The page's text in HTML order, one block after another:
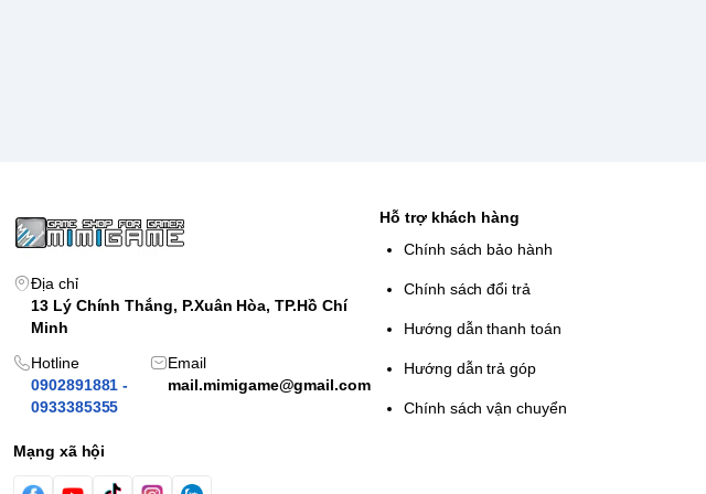
Địa chỉ
13 Lý Chính Thắng, P.Xuân Hòa, TP.Hồ Chí
Minh
Hotline
0902891881 -
0933385355
Email
mail.mimigame@gmail.com
Mạng xã hội
Hỗ trợ khách hàng
Chính sách bảo hành
Chính sách đổi trả
Hướng dẫn thanh toán
Hướng dẫn trả góp
Chính sách vận chuyển